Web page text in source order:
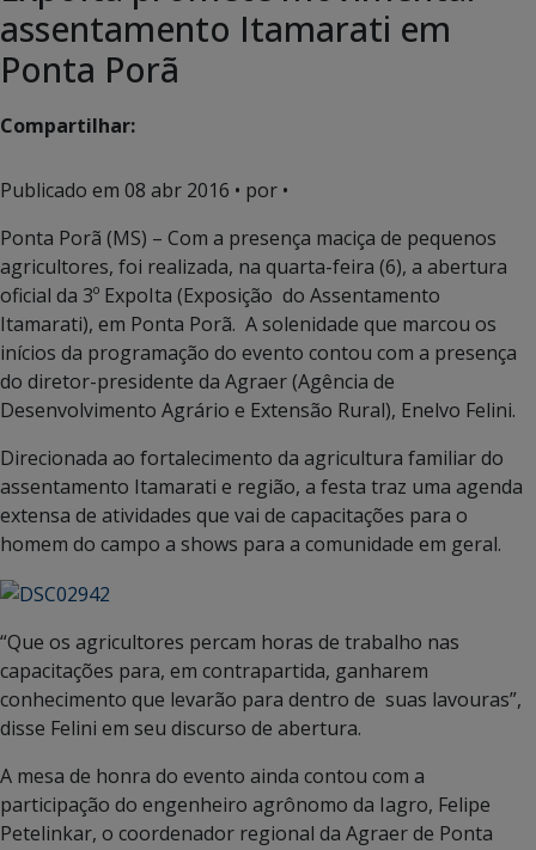
assentamento Itamarati em
Ponta Porã
Compartilhar:
Publicado em 08 abr 2016 • por •
Ponta Porã (MS) – Com a presença maciça de pequenos
agricultores, foi realizada, na quarta-feira (6), a abertura
oficial da 3º ExpoIta (Exposição do Assentamento
Itamarati), em Ponta Porã. A solenidade que marcou os
inícios da programação do evento contou com a presença
do diretor-presidente da Agraer (Agência de
Desenvolvimento Agrário e Extensão Rural), Enelvo Felini.
Direcionada ao fortalecimento da agricultura familiar do
assentamento Itamarati e região, a festa traz uma agenda
extensa de atividades que vai de capacitações para o
homem do campo a shows para a comunidade em geral.
“Que os agricultores percam horas de trabalho nas
capacitações para, em contrapartida, ganharem
conhecimento que levarão para dentro de suas lavouras”,
disse Felini em seu discurso de abertura.
A mesa de honra do evento ainda contou com a
participação do engenheiro agrônomo da Iagro, Felipe
Petelinkar, o coordenador regional da Agraer de Ponta